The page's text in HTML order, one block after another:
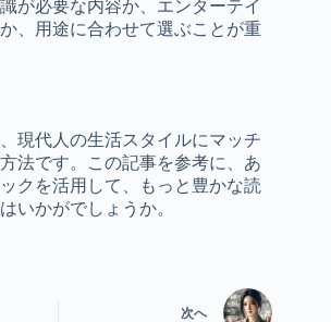
が必要な内容か、エンターテイ
、用途に合わせて選ぶことが重
現代人の生活スタイルにマッチ
法です。この記事を参考に、あ
クを活用して、もっと豊かな読
いかがでしょうか。
次へ